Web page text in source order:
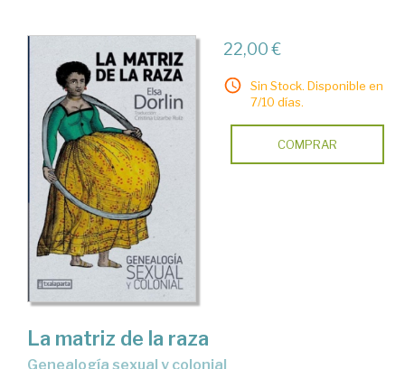
22,00 €
Sin Stock. Disponible en
7/10 días.
COMPRAR
La matriz de la raza
genealogía sexual y colonial